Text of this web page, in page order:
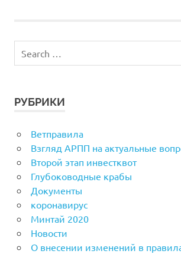
РУБРИКИ
Ветправила
Взгляд АРПП на актуальные
Второй этап инвестквот
Глубоководные крабы
Документы
коронавирус
Минтай 2020
Новости
О внесении изменений в